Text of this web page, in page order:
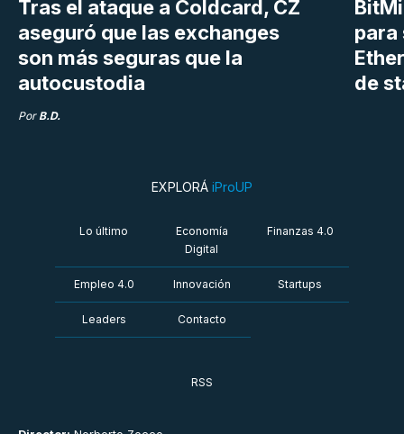
Tras el ataque a Coldcard, CZ
aseguró que las exchanges
son más seguras que la
autocustodia
Por B.D.
para
de
EXPLORÁ iProUP
Lo último
Economía
Digital
Finanzas 4.0
Empleo 4.0 Innovación Startups
Leaders Contacto
RSS